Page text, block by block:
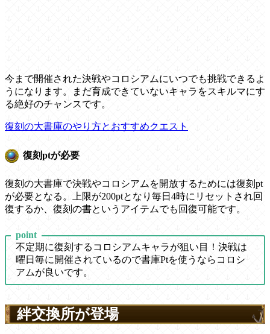
今まで開催された決戦やコロシアムにいつでも挑戦できるよ
うになります。まだ育成できていないキャラをスキルマにす
る絶好のチャンスです。
復刻の大書庫のやり方とおすすめクエスト
復刻ptが必要
復刻の大書庫で決戦やコロシアムを開放するためには復刻pt
が必要となる。上限が200ptとなり毎日4時にリセットされ回
復するか、復刻の書というアイテムでも回復可能です。
point
不定期に復刻するコロシアムキャラが狙い目！決戦は
曜日毎に開催されているので書庫Ptを使うならコロシ
アムが良いです。
絆交換所が登場